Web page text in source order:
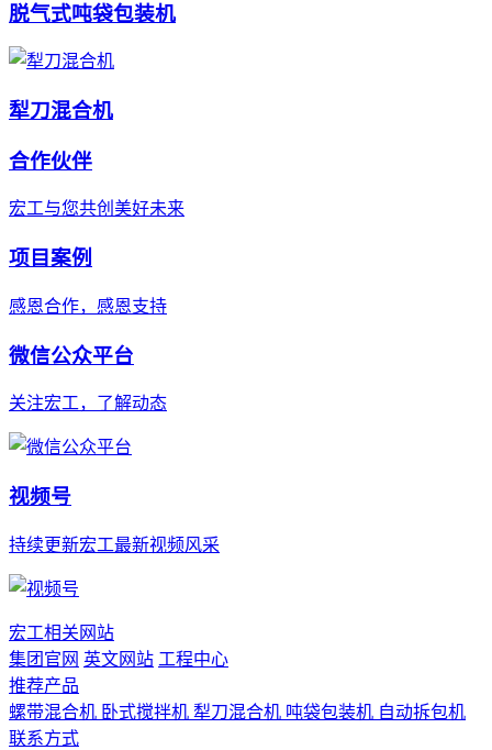
脱气式吨袋包装机
犁刀混合机
合作伙伴
宏工与您共创美好未来
项目案例
感恩合作，感恩支持
微信公众平台
关注宏工，了解动态
视频号
持续更新宏工最新视频风采
宏工相关网站
集团官网 英文网站 工程中心
推荐产品
螺带混合机 卧式搅拌机 犁刀混合机 吨袋包装机 自动拆包机
联系方式